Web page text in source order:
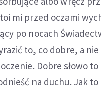
mi przed oczami
po nocach
to, co dobre, a nie
Dobre słowo
na duchu. Jak to